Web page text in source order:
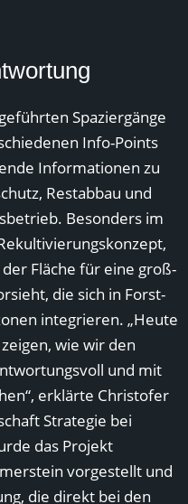
Spaziergänge
Info-Points
Informationen zu
Restabbau und
Besonders im
Fläche für eine groß-
die sich in Forst-
integrieren. „Heute
wie wir den
und mit
erklärte Christofer
Strategie bei
das Projekt
vorgestellt und
die direkt bei den